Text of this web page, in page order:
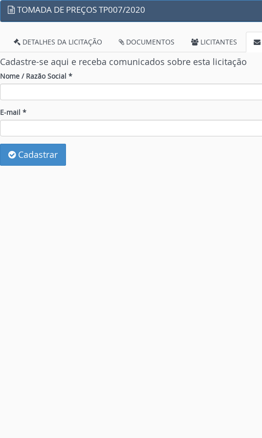
TOMADA DE PREÇOS TP007/2020
DETALHES DA LICITAÇÃO DOCUMENTOS LICITANTES
Cadastre-se aqui e receba comunicados sobre esta licitação
Nome / Razão Social *
E-mail *
Cadastrar